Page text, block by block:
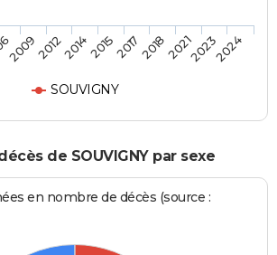
SOUVIGNY
200920122014201520172018202120232024
de SOUVIGNY par sexe
en nombre de décès (source :